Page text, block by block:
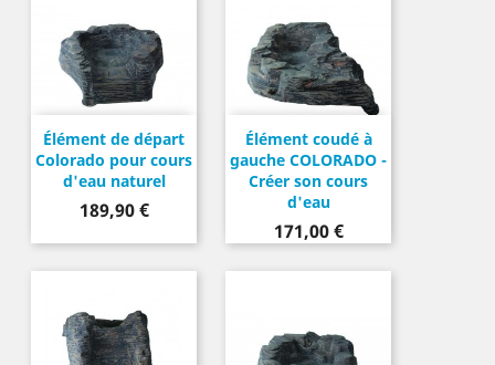
Élément de départ
Colorado pour cours
d'eau naturel
Prix
189,90 €
Élément coudé à
gauche COLORADO -
Créer son cours
d'eau
Prix
171,00 €